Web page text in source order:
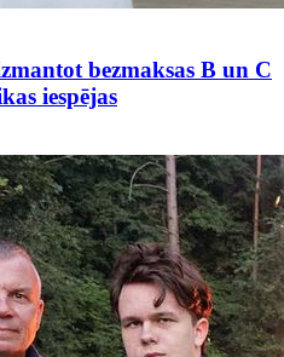
bezmaksas B un C
iespējas